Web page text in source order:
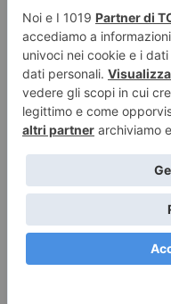
Sito web
© 2026 Le Fiamme di